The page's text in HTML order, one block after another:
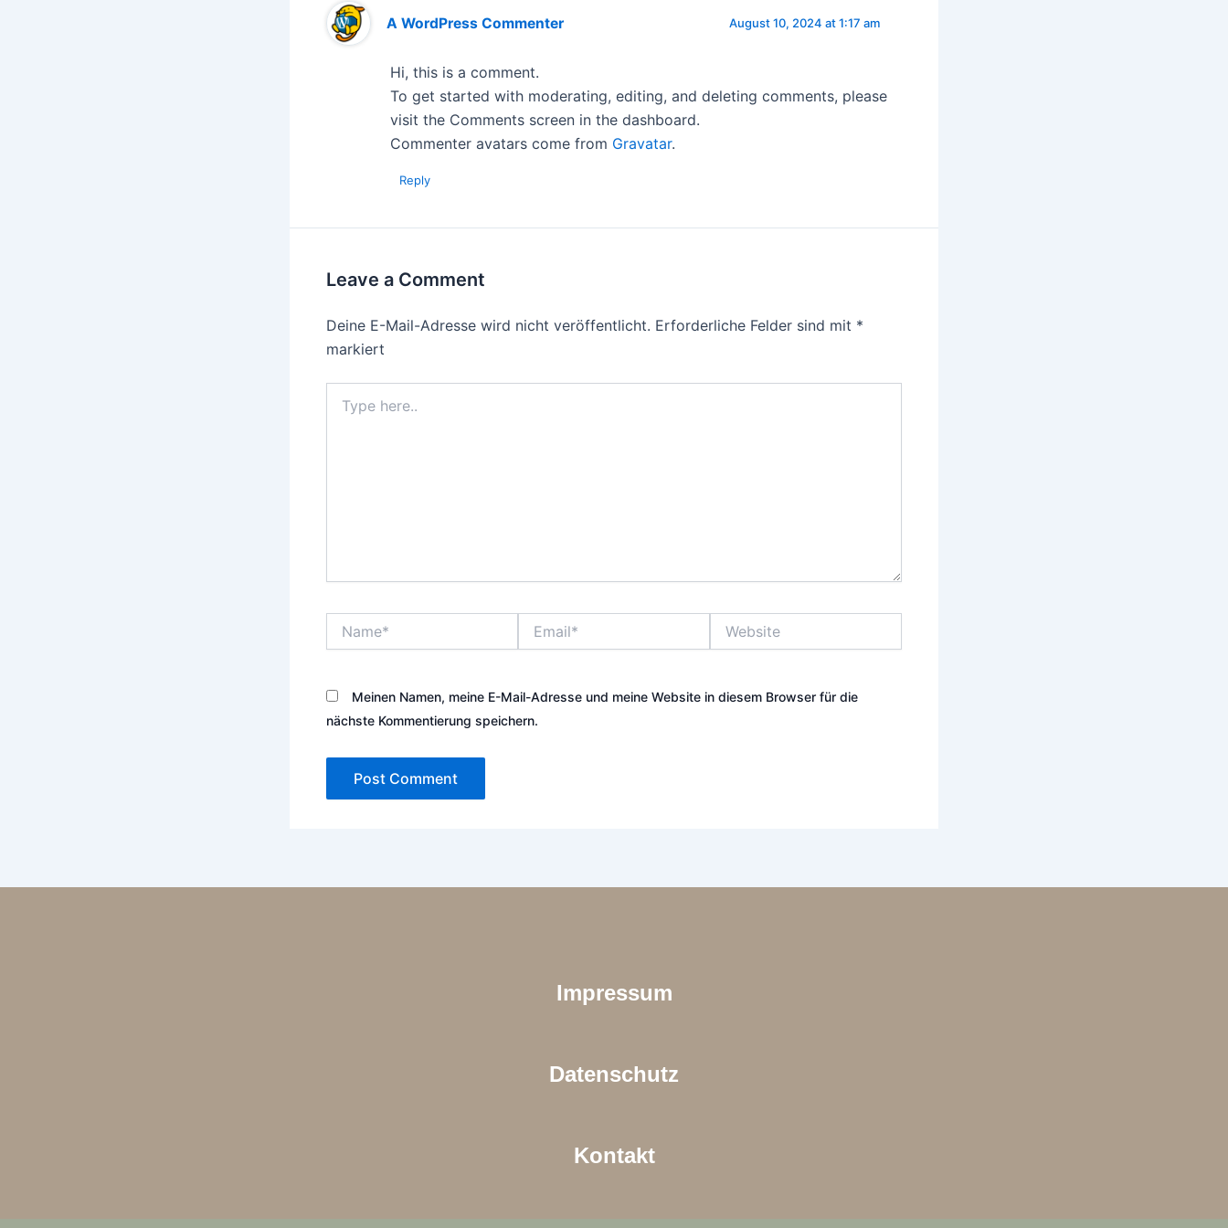
A WordPress Commenter August 10, 2024 at 1:17 am
Hi, this is a comment.
To get started with moderating, editing, and deleting comments, please
visit the Comments screen in the dashboard.
Commenter avatars come from Gravatar.
Reply
Leave a Comment
Deine E-Mail-Adresse wird nicht veröffentlicht. Erforderliche Felder sind mit *
markiert
here..
Meinen Namen, meine E-Mail-Adresse und meine Website in diesem Browser für die
nächste Kommentierung speichern.
Impressum
Datenschutz
Kontakt